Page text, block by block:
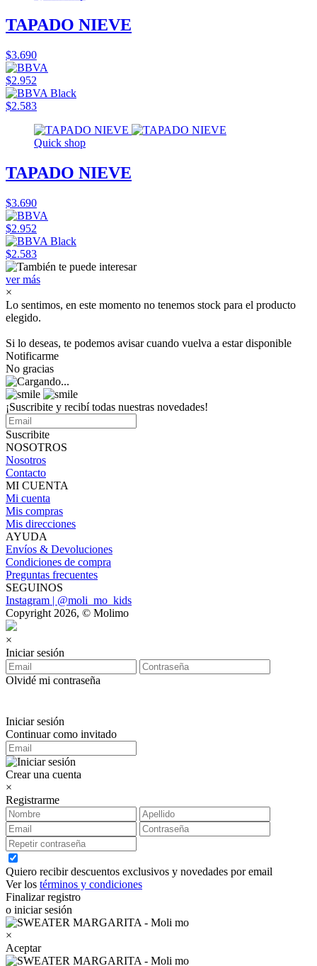
TAPADO NIEVE
$3.690
$2.952
$2.583
Quick shop
TAPADO NIEVE
$3.690
$2.952
$2.583
ver más
×
Lo sentimos, en este momento no tenemos stock para el producto
elegido.
Si lo deseas, te podemos avisar cuando vuelva a estar disponible
Notificarme
No gracias
¡Suscribite y recibí todas nuestras novedades!
Suscribite
NOSOTROS
Nosotros
Contacto
MI CUENTA
Mi cuenta
Mis compras
Mis direcciones
AYUDA
Envíos & Devoluciones
Condiciones de compra
Preguntas frecuentes
SEGUINOS
Instagram | @moli_mo_kids
Copyright 2026, © Molimo
×
Iniciar sesión
Olvidé mi contraseña
Iniciar sesión
Continuar como invitado
Crear una cuenta
×
Registrarme
Quiero recibir descuentos exclusivos y novedades por email
Ver los términos y condiciones
Finalizar registro
o iniciar sesión
×
Aceptar